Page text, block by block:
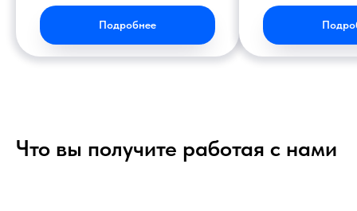
Подробнее
Что вы получите работая с нами